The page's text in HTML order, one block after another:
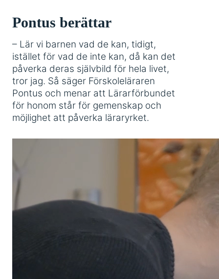
Pontus berättar
– Lär vi barnen vad de kan, tidigt,
istället för vad de inte kan, då kan det
påverka deras självbild för hela livet,
tror jag. Så säger Förskoleläraren
Pontus och menar att Lärarförbundet
för honom står för gemenskap och
möjlighet att påverka läraryrket.